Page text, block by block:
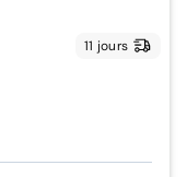
11 jours